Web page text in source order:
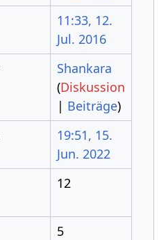
11:33, 12.
Jul. 2016
Shankara
(Diskussion
| Beiträge)
19:51, 15.
Jun. 2022
12
5